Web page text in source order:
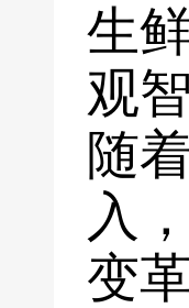
生
观
随
入
变